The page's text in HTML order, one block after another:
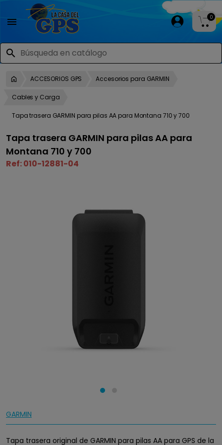

search
0
ACCESORIOS GPS Accesorios para GARMIN
Cables y Carga
Tapa trasera GARMIN para pilas AA para Montana 710 y 700
Tapa trasera GARMIN para pilas AA para
Montana 710 y 700
Ref:010-12881-04
GARMIN
Tapa trasera original de GARMIN para pilas AA para GPS de la